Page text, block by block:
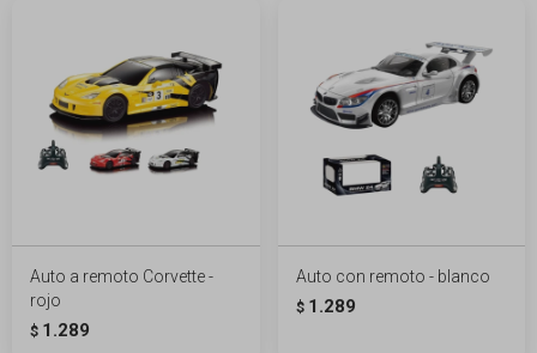
Auto a remoto Corvette -
rojo
$ 1.289
Auto con remoto - blanco
$ 1.289